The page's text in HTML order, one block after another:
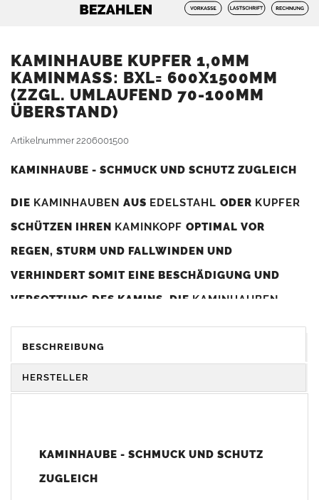
KAMINHAUBE KUPFER 1,0MM
KAMINMASS: BXL= 600X1500MM (
ZZGL. UMLAUFEND 70-100MM Ü
BERSTAND)
Artikelnummer2206001500
KAMINHAUBE - SCHMUCK UND SCHUTZ ZUGLEICH
DIE KAMINHAUBEN AUS EDELSTAHL ODER KUPFER
SCHÜTZEN IHREN KAMINKOPF OPTIMAL VOR
REGEN, STURM UND FALLWINDEN UND
VERHINDERT SOMIT EINE BESCHÄDIGUNG UND
VERSOTTUNG DES KAMINS. DIE KAMINHAUBEN
DIENEN GLEICHZEITIG ALS GESTALTERISCHES
ELEMENT ZUR VERSCHÖNERUNG DES BAUWERKS.
Unsere Maßangaben beziehen sich immer auf das
BESCHREIBUNG
HERSTELLER
KAMINHAUBE - SCHMUCK UND SCHUTZ
ZUGLEICH